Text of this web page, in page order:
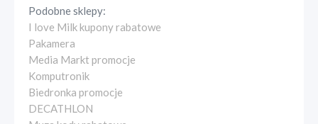
Podobne sklepy:
I love Milk kupony rabatowe
Pakamera
Media Markt promocje
Komputronik
Biedronka promocje
DECATHLON